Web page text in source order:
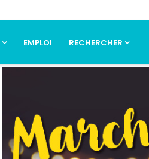
EMPLOI RECHERCHER